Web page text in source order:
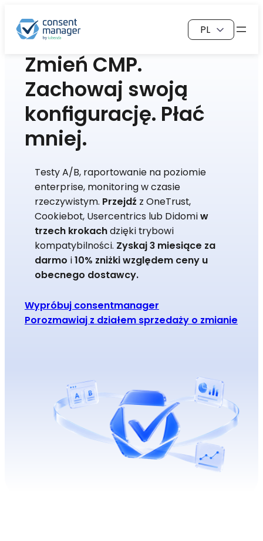
treści
Wybierz
język
Zmień CMP.
Zachowaj swoją
konfigurację. Płać
mniej.
Testy A/B, raportowanie na poziomie
enterprise, monitoring w czasie
rzeczywistym. Przejdź z OneTrust,
Cookiebot, Usercentrics lub Didomiw
trzech krokachdzięki trybowi
kompatybilności. Zyskaj 3 miesiące za
darmo i10% zniżki względem ceny u
obecnego dostawcy.
Wypróbuj consentmanager
Porozmawiaj z działem sprzedaży o zmianie